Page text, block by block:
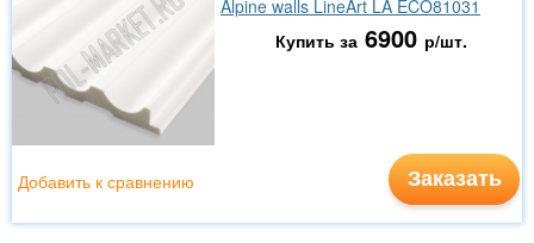
Alpine walls LineArt LA ECO81031
Купить за 6900 р/шт.
Заказать
Добавить к сравнению